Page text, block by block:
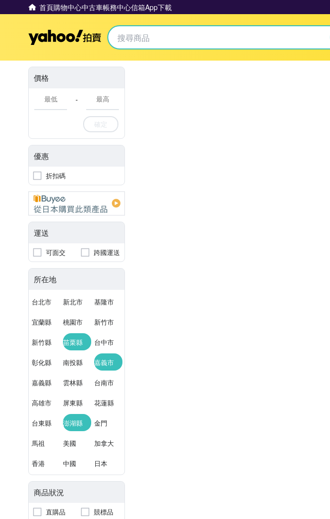
首頁購物中心中古車帳務中心信箱App下載
Yahoo拍賣
價格
-
確定
優惠
折扣碼
運送
可面交 跨國運送
所在地
台北市 新北市 基隆市
宜蘭縣 桃園市 新竹市
新竹縣 苗栗縣 台中市
彰化縣 南投縣 嘉義市
嘉義縣 雲林縣 台南市
高雄市 屏東縣 花蓮縣
台東縣 澎湖縣 金門
馬祖 美國 加拿大
香港 中國 日本
商品狀況
直購品
競標品